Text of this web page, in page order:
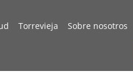
Torrevieja Sobre nosotros